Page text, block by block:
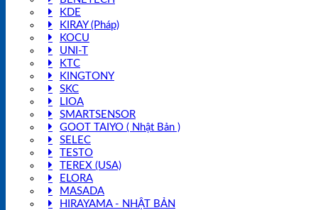
KDE
KIRAY (Pháp)
KOCU
UNI-T
KTC
KINGTONY
SKC
LIOA
SMARTSENSOR
GOOT TAIYO ( Nhật Bản )
SELEC
TESTO
TEREX (USA)
ELORA
MASADA
HIRAYAMA - NHẬT BẢN